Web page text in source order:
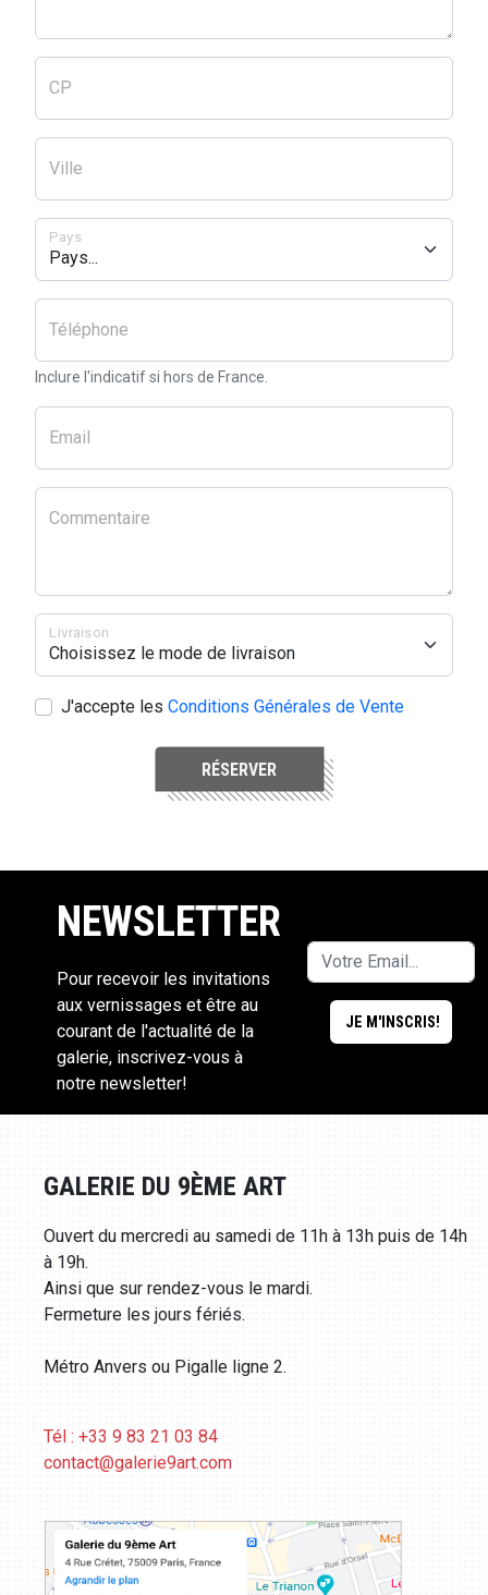
CP
Ville
Pays
Téléphone
Inclure l'indicatif si hors de France.
Email
Commentaire
Livraison
J'accepte les Conditions Générales de Vente
RÉSERVER
NEWSLETTER
Pour recevoir les invitations
aux vernissages et être au
courant de l'actualité de la
galerie, inscrivez-vous à
notre newsletter!
GALERIE DU 9ÈME ART
Ouvert du mercredi au samedi de 11h à 13h puis de 14h
à 19h.
Ainsi que sur rendez-vous le mardi.
Fermeture les jours fériés.
Métro Anvers ou Pigalle ligne 2.
Tél : +33 9 83 21 03 84
contact@galerie9art.com